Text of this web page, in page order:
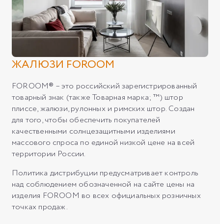
ЖАЛЮЗИ FOROOM
FOROOM® – это российский зарегистрированный
товарный знак (также Товарная марка; ™) штор
плиссе, жалюзи, рулонных и римских штор. Создан
для того, чтобы обеспечить покупателей
качественными солнцезащитными изделиями
массового спроса по единой низкой цене на всей
территории России.
Политика дистрибуции предусматривает контроль
над соблюдением обозначенной на сайте цены на
изделия FOROOM во всех официальных розничных
точках продаж.